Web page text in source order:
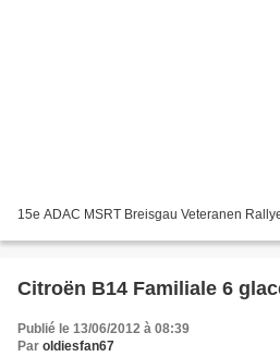
15e ADAC MSRT Breisgau Veteranen
Citroën B14 Familiale 6
Publié le 13/06/2012 à 08:39
Par oldiesfan67